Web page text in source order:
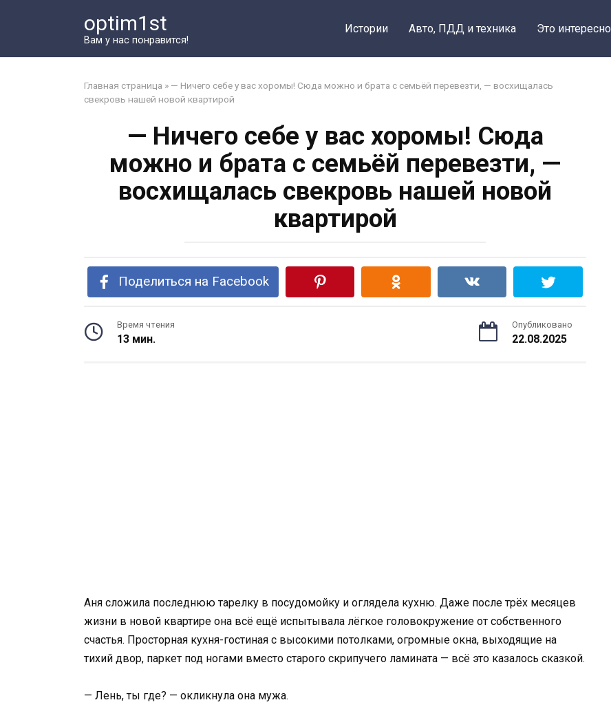
optim1st
Вам у нас понравится!
Истории Авто, ПДД и техника Это интересно
Главная страница » — Ничего себе у вас хоромы! Сюда можно и брата с семьёй перевезти, — восхищалась
свекровь нашей новой квартирой
— Ничего себе у вас хоромы! Сюда
можно и брата с семьёй перевезти, —
восхищалась свекровь нашей новой
квартирой
Поделиться на Facebook
Время чтения
13 мин.
Опубликовано
22.08.2025
Аня сложила последнюю тарелку в посудомойку и оглядела кухню. Даже после трёх месяцев
жизни в новой квартире она всё ещё испытывала лёгкое головокружение от собственного
счастья. Просторная кухня-гостиная с высокими потолками, огромные окна, выходящие на
тихий двор, паркет под ногами вместо старого скрипучего ламината — всё это казалось сказкой.
— Лень, ты где? — окликнула она мужа.